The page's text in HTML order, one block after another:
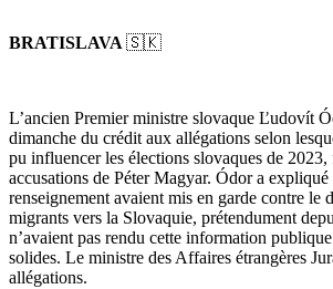
BRATISLAVA 🇸🇰
L’ancien Premier ministre slovaque Ľudovít
dimanche du crédit aux allégations selon
pu influencer les élections slovaques de 2023,
accusations de Péter Magyar. Ódor a expliqué
renseignement avaient mis en garde contre le
migrants vers la Slovaquie, prétendument
n’avaient pas rendu cette information
solides. Le ministre des Affaires étrangères
allégations.